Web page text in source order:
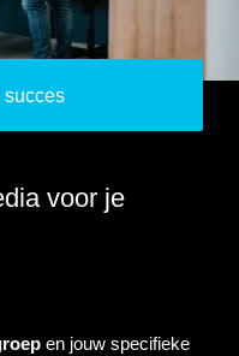
succes
voor je
en jouw specifieke